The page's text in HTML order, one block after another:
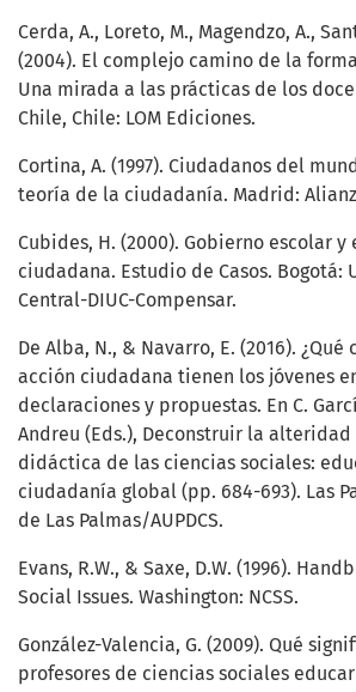
Cerda, A., Loreto, M., Magendzo, A.,
(2004). El complejo camino de la
Una mirada a las prácticas de los
Chile, Chile: LOM Ediciones.
Cortina, A. (1997). Ciudadanos del
teoría de la ciudadanía. Madrid:
Cubides, H. (2000). Gobierno escolar y
ciudadana. Estudio de Casos. Bogotá:
Central-DIUC-Compensar.
De Alba, N., & Navarro, E. (2016).
acción ciudadana tienen los jóvenes
declaraciones y propuestas. En C.
Andreu (Eds.), Deconstruir la alteridad
didáctica de las ciencias sociales:
ciudadanía global (pp. 684-693). Las
de Las Palmas/AUPDCS.
Evans, R.W., & Saxe, D.W. (1996).
Social Issues. Washington: NCSS.
González-Valencia, G. (2009). Qué
profesores de ciencias sociales